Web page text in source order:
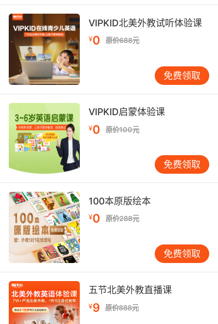
7. convey my compliments to all the
regimental commanders.
向全团指挥官们传达我的问候
8. She didn't convey that level of suppressed
rage.
她没有表现出这种程度的盛怒情绪
9. I hope she conveyed to you the importance
of discretion.
我希望她向你详述了小心行事的重要性
10. I wanted to convey how special elephants
are.
我告诉大家 大象有多特别
VIPKID北美外教试听体验课
¥0 原价688元
免费领取
VIPKID启蒙体验课
¥0 原价100元
免费领取
100本原版绘本
¥0 原价288元
免费领取
五节北美外教直播课
¥9 原价888元